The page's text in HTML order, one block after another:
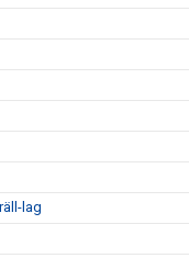
lag